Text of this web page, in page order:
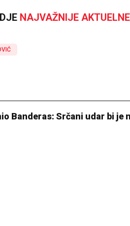
NAJVAŽNIJE
Banderas: Srčani udar bi je